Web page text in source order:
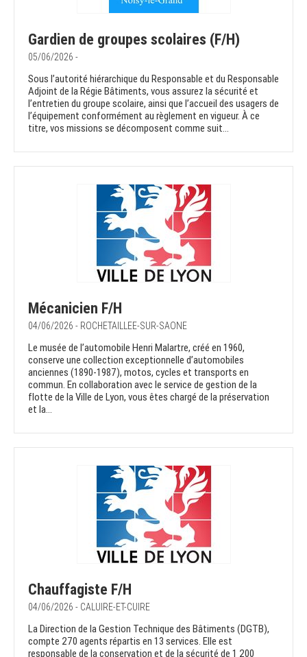
Gardien de groupes scolaires (F/H)
05/06/2026 -
Sous l’autorité hiérarchique du Responsable et du Responsable
Adjoint de la Régie Bâtiments, vous assurez la sécurité et
l’entretien du groupe scolaire, ainsi que l’accueil des usagers de
l’équipement conformément au règlement en vigueur. À ce
titre, vos missions se décomposent comme suit...
Mécanicien F/H
04/06/2026 - ROCHETAILLEE-SUR-SAONE
Le musée de l’automobile Henri Malartre, créé en 1960,
conserve une collection exceptionnelle d’automobiles
anciennes (1890-1987), motos, cycles et transports en
commun. En collaboration avec le service de gestion de la
flotte de la Ville de Lyon, vous êtes chargé de la préservation
et la...
Chauffagiste F/H
04/06/2026 - CALUIRE-ET-CUIRE
La Direction de la Gestion Technique des Bâtiments (DGTB),
compte 270 agents répartis en 13 services. Elle est
responsable de la conservation et de la sécurité de 1 200